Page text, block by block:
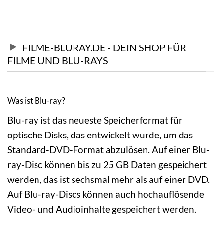
FILME-BLURAY.DE - DEIN SHOP FÜR
FILME UND BLU-RAYS
Was ist Blu-ray?
Blu-ray ist das neueste Speicherformat für
optische Disks, das entwickelt wurde, um das
Standard-DVD-Format abzulösen. Auf einer Blu-
ray-Disc können bis zu 25 GB Daten gespeichert
werden, das ist sechsmal mehr als auf einer DVD.
Auf Blu-ray-Discs können auch hochauflösende
Video- und Audioinhalte gespeichert werden.